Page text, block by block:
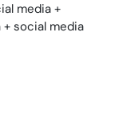
media +
social media